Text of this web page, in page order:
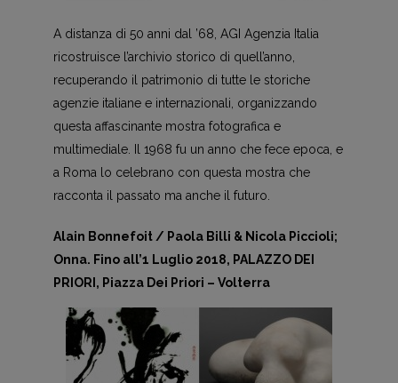
A distanza di 50 anni dal ’68, AGI Agenzia Italia
ricostruisce l’archivio storico di quell’anno,
recuperando il patrimonio di tutte le storiche
agenzie italiane e internazionali, organizzando
questa affascinante mostra fotografica e
multimediale. Il 1968 fu un anno che fece epoca, e
a Roma lo celebrano con questa mostra che
racconta il passato ma anche il futuro.
Alain Bonnefoit / Paola Billi & Nicola Piccioli;
Onna. Fino all’1 Luglio 2018, PALAZZO DEI
PRIORI, Piazza Dei Priori – Volterra